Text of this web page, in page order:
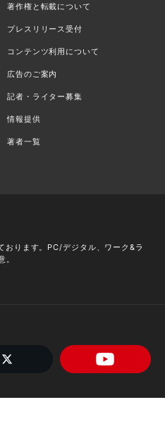
著作権と転載について
プレスリリース受付
コンテンツ利用について
広告のご案内
記者・ライター募集
情報提供
著者一覧
おります。PC/デジタル、ワーク&ラ
。